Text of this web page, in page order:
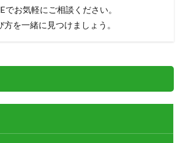
でお気軽にご相談ください。
を一緒に見つけましょう。